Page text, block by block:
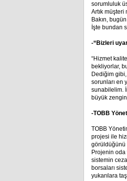
sorumluluk
Artık
Bakın,
İşte bundan
-“Bizleri
“Hizmet
bekliyorlar,
Dediğim
sorunları en
sunabilelim.
büyük
-TOBB
TOBB
projesi ile
görüldüğünü
Projenin
sistemin
borsaları
yukarılara